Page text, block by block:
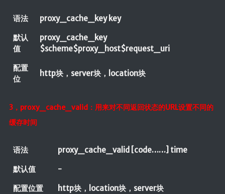
语法
proxy_cache_key key
默认
值
proxy_cache_key
$scheme$proxy_host$request_uri
配置
位
http块，server块，location块
3，proxy_cache_valid：用来对不同返回状态的URL设置不同的
缓存时间
语法
proxy_cache_valid [code……] time
默认值
-
配置位置
http块，location块，server块